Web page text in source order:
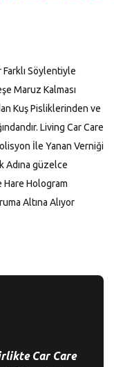
Farklı Söylentiyle
Maruz Kalması
Kuş Pisliklerinden ve
Living Car Care
İle Yanan Verniği
Adına güzelce
Hare Hologram
Altına Alıyor
Car Care